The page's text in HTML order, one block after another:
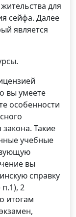
для
сейфа. Далее
является
вы умеете
особенности
Такие
учебные
вы
справку
2
итогам